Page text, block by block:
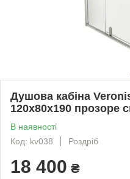
Душова кабіна
120х80х190 прозоре
В наявності
Код: kv038
Роздріб
18 400 ₴